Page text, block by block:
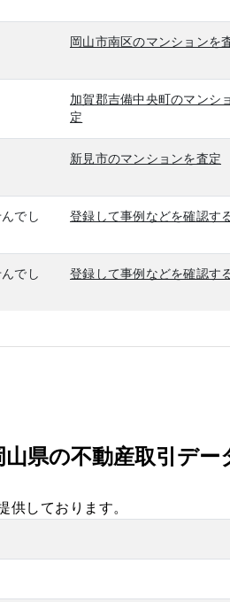
岡山市南区のマンションを
加賀郡吉備中央町のマンシ
定
新見市のマンションを査定
でし
登録して事例などを確認す
でし
登録して事例などを確認す
山県の不動産取引デー
供しております。